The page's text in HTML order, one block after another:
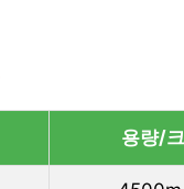
용량/크